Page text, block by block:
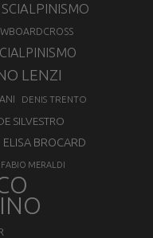
LENZI
DENIS TRENTO
SILVESTRO
ELISA BROCARD
FABIO MERALDI